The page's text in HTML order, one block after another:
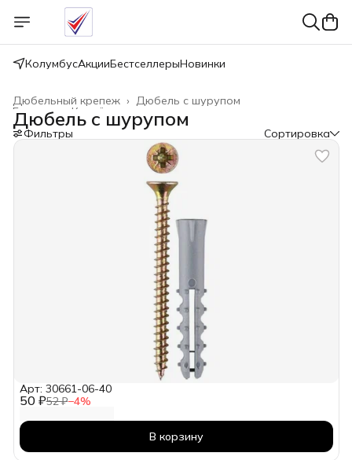
КолумбусАкцииБестселлерыНовинки
Дюбель с шурупом
Дюбельный крепеж ›
Крепёжные изделия
Главная
Дюбель с шурупом
Фильтры Сортировка
50 ₽52 ₽−4%
Арт: 30661-06-40
В корзину